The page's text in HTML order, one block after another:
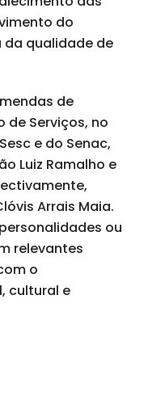
do
da qualidade de
de
de Serviços, no
e do Senac,
Luiz Ramalho e
Arrais Maia.
ou
relevantes
o
cultural e